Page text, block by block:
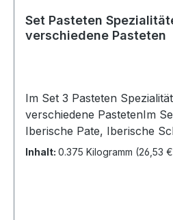
Set Pasteten
verschiedene Pasteten
Im Set 3 Pasteten
verschiedene PastetenIm
Iberische Pate, Iberische
125 Gramm im GlasZutaten:
Inhalt: 0.375 Kilogramm (26,53